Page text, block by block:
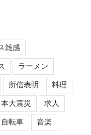
雑感
ラーメン
所信表明 料理
大震災 求人
自転車 音楽